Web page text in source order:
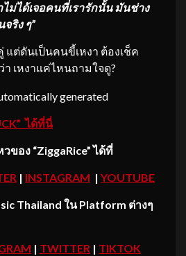
ไม่ได้เจอคนที่เรารักนั้น มันช่าง
ริง ๆ”
ต่ดันเป็นคนขี้เหงา ต้องเช็ค
เหงาแค่ไหนถามใจดู?
ได้ที่นี่
วของ “ZiggaRice” ได้ที่
| INSTAGRAM | YOUTUBE
Thailand ใน Platform ต่างๆ
| TWITTER | TIKTOK